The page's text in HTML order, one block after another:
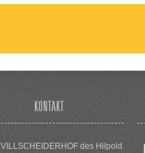
KONTAKT
VILLSCHEIDERHOF des Hilpold